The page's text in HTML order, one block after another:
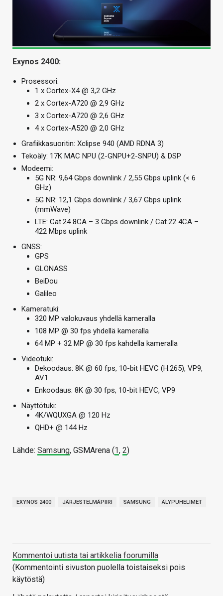
Exynos 2400:
Prosessori:
1 x Cortex-X4 @ 3,2 GHz
2 x Cortex-A720 @ 2,9 GHz
3 x Cortex-A720 @ 2,6 GHz
4 x Cortex-A520 @ 2,0 GHz
Grafiikkasuoritin: Xclipse 940 (AMD RDNA 3)
Tekoäly: 17K MAC NPU (2-GNPU+2-SNPU) & DSP
Modeemi:
5G NR: 9,64 Gbps downlink / 2,55 Gbps uplink (< 6
GHz)
5G NR: 12,1 Gbps downlink / 3,67 Gbps uplink
(mmWave)
LTE: Cat.24 8CA – 3 Gbps downlink / Cat.22 4CA –
422 Mbps uplink
GNSS:
GPS
GLONASS
BeiDou
Galileo
Kameratuki:
320 MP valokuvaus yhdellä kameralla
108 MP @ 30 fps yhdellä kameralla
64 MP + 32 MP @ 30 fps kahdella kameralla
Videotuki:
Dekoodaus: 8K @ 60 fps, 10-bit HEVC (H.265), VP9,
AV1
Enkoodaus: 8K @ 30 fps, 10-bit HEVC, VP9
Näyttötuki:
4K/WQUXGA @ 120 Hz
QHD+ @ 144 Hz
Lähde: Samsung, GSMArena (1, 2)
EXYNOS 2400 JÄRJESTELMÄPIIRI SAMSUNG ÄLYPUHELIMET
Kommentoi uutista tai artikkelia foorumilla
(Kommentointi sivuston puolella toistaiseksi pois
käytöstä)